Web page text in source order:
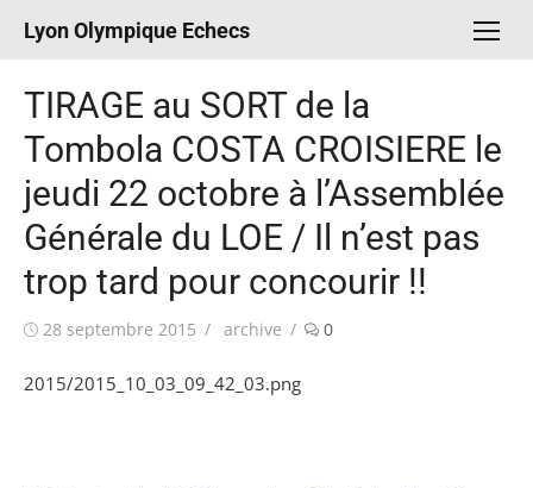
Lyon Olympique Echecs
TIRAGE au SORT de la
Tombola COSTA CROISIERE le
jeudi 22 octobre à l’Assemblée
Générale du LOE / Il n’est pas
trop tard pour concourir !!
Publié
28 septembre 2015 Auteur/autrice
archive 0
2015/2015_10_03_09_42_03.png